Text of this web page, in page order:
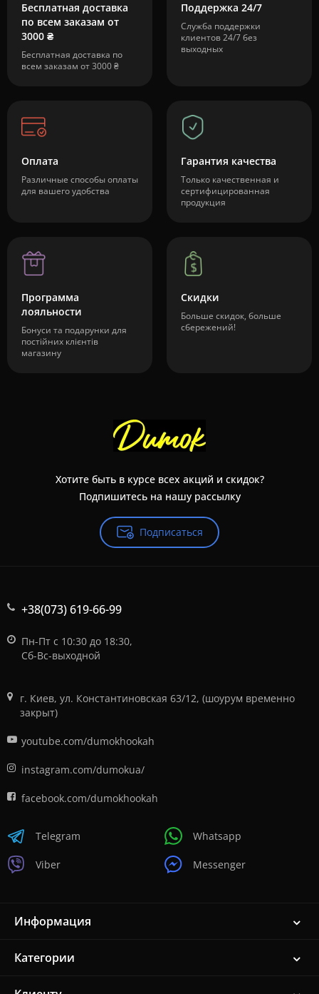
Бесплатная доставка
по всем заказам от
3000 ₴
Бесплатная доставка по
всем заказам от 3000 ₴
Поддержка 24/7
Служба поддержки
клиентов 24/7 без
выходных
Оплата
Различные способы оплаты
для вашего удобства
Гарантия качества
Только качественная и
сертифицированная
продукция
Программа
лояльности
Бонуси та подарунки для
постійних клієнтів
магазину
Скидки
Больше скидок, больше
сбережений!
Хотите быть в курсе всех акций и скидок?
Подпишитесь на нашу рассылку
Подписаться
+38(073) 619-66-99
Пн-Пт с 10:30 до 18:30,
Сб-Вс-выходной
г. Киев, ул. Константиновская 63/12, (шоурум временно
закрыт)
youtube.com/dumokhookah
instagram.com/dumokua/
facebook.com/dumokhookah
Telegram
Viber
Whatsapp
Messenger
Информация
Категории